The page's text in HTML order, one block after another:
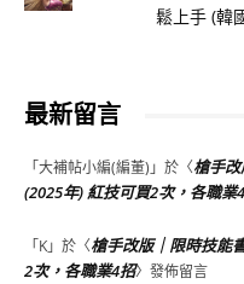
鬆上手 (韓
最新留言
「大補帖小編(編董)」於〈槍手
(2025年) 紅技可買2次，各職業
「 K」於〈槍手改版｜限時技能
2次，各職業4招〉發佈留言